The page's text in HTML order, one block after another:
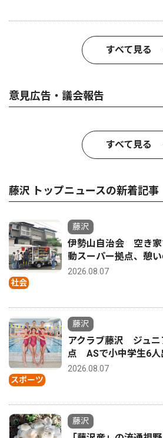
すべて見る
意見広告・議会報告
すべて見る
藤沢 トップニュースの新着記事
社会
藤沢
伊勢山自治会 空き
動スーパー拠点、憩
2026.08.07
スポーツ
藤沢
アクラブ藤沢 ジュニ
点 ASで小中学生6人
2026.08.07
藤沢